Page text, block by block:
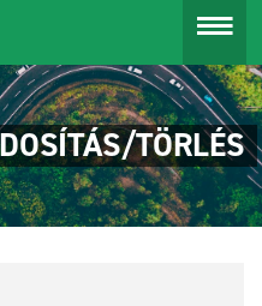
TÖRLÉS